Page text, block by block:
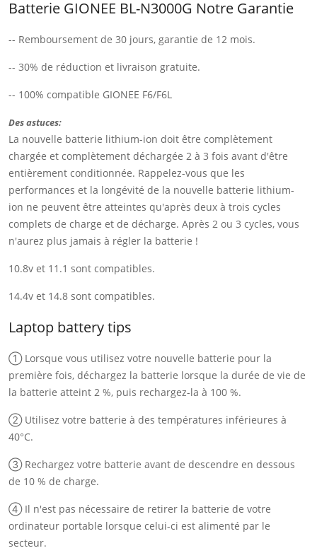
Batterie GIONEE BL-N3000G Notre Garantie
-- Remboursement de 30 jours, garantie de 12 mois.
-- 30% de réduction et livraison gratuite.
-- 100% compatible GIONEE F6/F6L
Des astuces:
La nouvelle batterie lithium-ion doit être complètement
chargée et complètement déchargée 2 à 3 fois avant d'être
entièrement conditionnée. Rappelez-vous que les
performances et la longévité de la nouvelle batterie lithium-
ion ne peuvent être atteintes qu'après deux à trois cycles
complets de charge et de décharge. Après 2 ou 3 cycles, vous
n'aurez plus jamais à régler la batterie !
10.8v et 11.1 sont compatibles.
14.4v et 14.8 sont compatibles.
Laptop battery tips
① Lorsque vous utilisez votre nouvelle batterie pour la
première fois, déchargez la batterie lorsque la durée de vie de
la batterie atteint 2 %, puis rechargez-la à 100 %.
② Utilisez votre batterie à des températures inférieures à
40°C.
③ Rechargez votre batterie avant de descendre en dessous
de 10 % de charge.
④ Il n'est pas nécessaire de retirer la batterie de votre
ordinateur portable lorsque celui-ci est alimenté par le
secteur.